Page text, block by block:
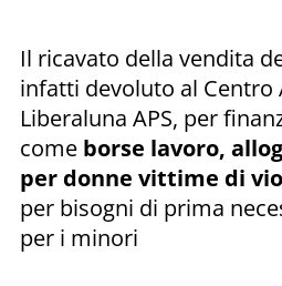
Il ricavato della vendita
infatti devoluto al Centro
Liberaluna APS, per
come borse lavoro,
per donne vittime di
per bisogni di prima
per i minori